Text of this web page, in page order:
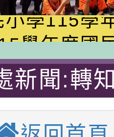
公務員留職
請許可一案
小學115學
7-9招代課
學年度國
畫」核定一
部國民及學
年度教育
辦理性別平
市政府腸
市交通局
新聞:轉
學辦理